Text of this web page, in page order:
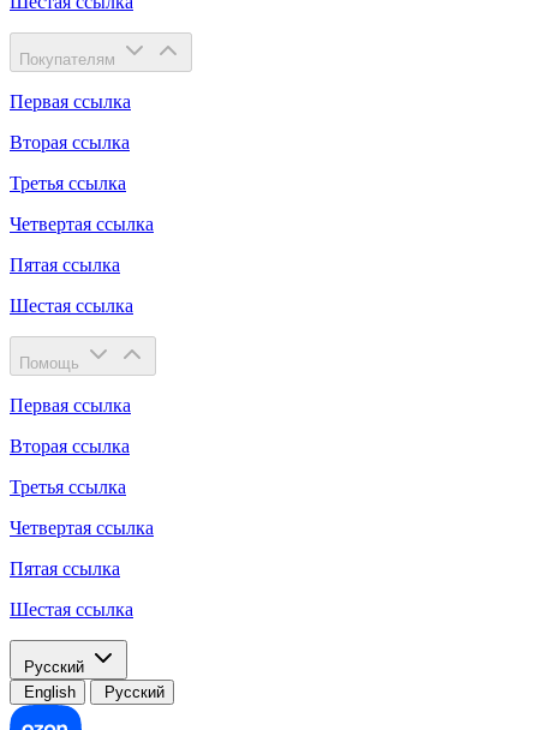
Покупателям
Первая ссылка
Вторая ссылка
Третья ссылка
Четвертая ссылка
Пятая ссылка
Шестая ссылка
Помощь
Первая ссылка
Вторая ссылка
Третья ссылка
Четвертая ссылка
Пятая ссылка
Шестая ссылка
Русский
English
Русский